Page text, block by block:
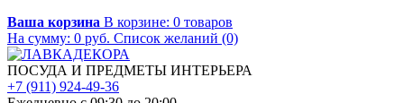
Ваша корзина В корзине: 0 товаров
На сумму: 0 руб. Список желаний (0)
ПОСУДА И ПРЕДМЕТЫ ИНТЕРЬЕРА
+7 (911) 924-49-36